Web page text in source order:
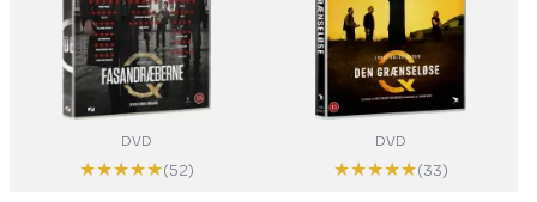
DVD
★★★★★(52)
DVD
★★★★★(33)